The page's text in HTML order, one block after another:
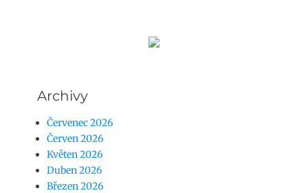
Archivy
Červenec 2026
Červen 2026
Květen 2026
Duben 2026
Březen 2026